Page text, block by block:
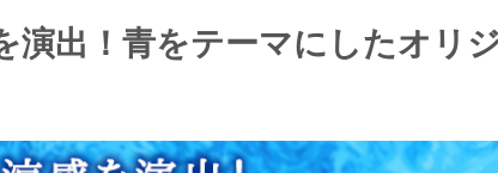
演出！青をテーマにしたオリ